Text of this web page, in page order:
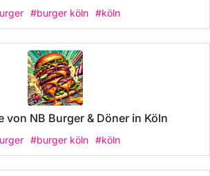
#burger köln #köln
von NB Burger & Döner in Köln
#burger köln #köln